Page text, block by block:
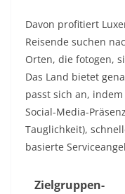
Davon profitiert
Reisende suchen
Orten, die fotogen,
Das Land bietet
passt sich an,
Social-Media-
Tauglichkeit),
basierte
Zielgruppen-